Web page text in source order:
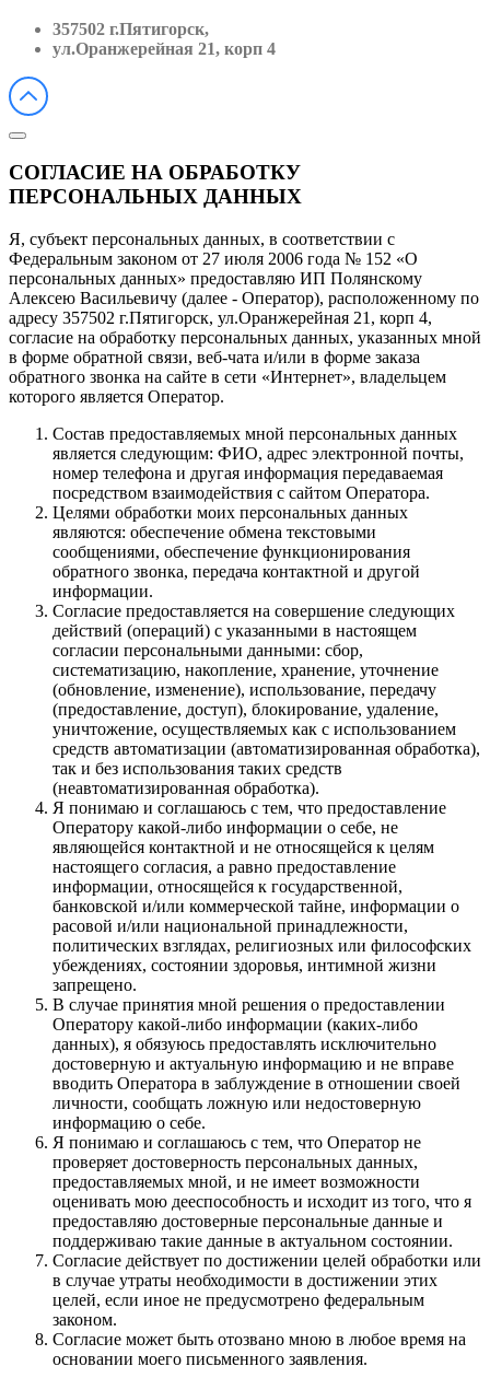
357502 г.Пятигорск,
ул.Оранжерейная 21, корп 4
СОГЛАСИЕ НА ОБРАБОТКУ
ПЕРСОНАЛЬНЫХ ДАННЫХ
Я, субъект персональных данных, в соответствии с
Федеральным законом от 27 июля 2006 года № 152 «О
персональных данных» предоставляю ИП Полянскому
Алексею Васильевичу (далее - Оператор), расположенному по
адресу 357502 г.Пятигорск, ул.Оранжерейная 21, корп 4,
согласие на обработку персональных данных, указанных мной
в форме обратной связи, веб-чата и/или в форме заказа
обратного звонка на сайте в сети «Интернет», владельцем
которого является Оператор.
Состав предоставляемых мной персональных данных
является следующим: ФИО, адрес электронной почты,
номер телефона и другая информация передаваемая
посредством взаимодействия с сайтом Оператора.
Целями обработки моих персональных данных
являются: обеспечение обмена текстовыми
сообщениями, обеспечение функционирования
обратного звонка, передача контактной и другой
информации.
Согласие предоставляется на совершение следующих
действий (операций) с указанными в настоящем
согласии персональными данными: сбор,
систематизацию, накопление, хранение, уточнение
(обновление, изменение), использование, передачу
(предоставление, доступ), блокирование, удаление,
уничтожение, осуществляемых как с использованием
средств автоматизации (автоматизированная обработка),
так и без использования таких средств
(неавтоматизированная обработка).
Я понимаю и соглашаюсь с тем, что предоставление
Оператору какой-либо информации о себе, не
являющейся контактной и не относящейся к целям
настоящего согласия, а равно предоставление
информации, относящейся к государственной,
банковской и/или коммерческой тайне, информации о
расовой и/или национальной принадлежности,
политических взглядах, религиозных или философских
убеждениях, состоянии здоровья, интимной жизни
запрещено.
В случае принятия мной решения о предоставлении
Оператору какой-либо информации (каких-либо
данных), я обязуюсь предоставлять исключительно
достоверную и актуальную информацию и не вправе
вводить Оператора в заблуждение в отношении своей
личности, сообщать ложную или недостоверную
информацию о себе.
Я понимаю и соглашаюсь с тем, что Оператор не
проверяет достоверность персональных данных,
предоставляемых мной, и не имеет возможности
оценивать мою дееспособность и исходит из того, что я
предоставляю достоверные персональные данные и
поддерживаю такие данные в актуальном состоянии.
Согласие действует по достижении целей обработки или
в случае утраты необходимости в достижении этих
целей, если иное не предусмотрено федеральным
законом.
Согласие может быть отозвано мною в любое время на
основании моего письменного заявления.